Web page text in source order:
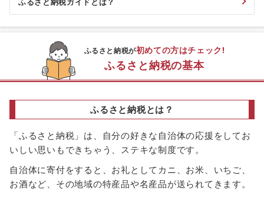
ふるさと納税が初めての方はチェック!
ふるさと納税の基本
ふるさと納税とは？
「ふるさと納税」は、自分の好きな自治体の応援をしてお
いしい思いもできちゃう、ステキな制度です。
自治体に寄付をすると、お礼としてカニ、お米、いちご、
お酒など、その地域の特産品や名産品が送られてきます。